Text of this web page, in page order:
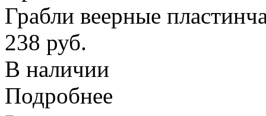
Грабли веерные
238 руб.
В наличии
Подробнее